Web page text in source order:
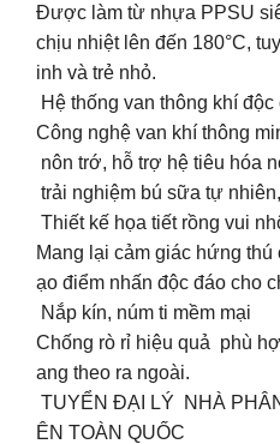
Được làm từ nhựa PPSU
chịu nhiệt lên đến 180°C,
inh và trẻ nhỏ.
Hệ thống van thông khí độc
Công nghệ van khí thông
nôn trớ, hỗ trợ hệ tiêu hóa
trải nghiệm bú sữa tự
Thiết kế họa tiết rồng vui
Mang lại cảm giác hứng
ạo điểm nhấn độc đáo cho
Nắp kín, núm ti mềm mại
Chống rò rỉ hiệu quả phù
ang theo ra ngoài.
TUYỂN ĐẠI LÝ NHÀ
ÊN TOÀN QUỐC